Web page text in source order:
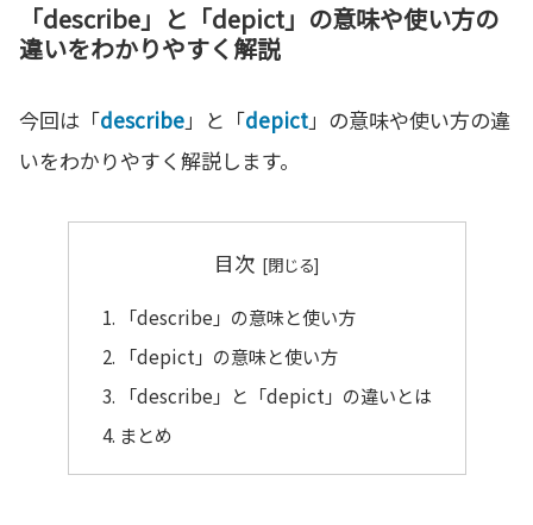
「describe」と「depict」の意味や使い方の
違いをわかりやすく解説
今回は「describe」と「depict」の意味や使い方の違
いをわかりやすく解説します。
目次
「describe」の意味と使い方
「depict」の意味と使い方
「describe」と「depict」の違いとは
まとめ